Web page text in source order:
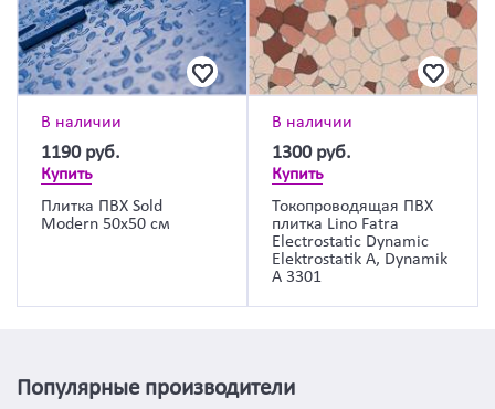
В наличии
1190 руб.
Купить
Плитка ПВХ Sold
Modern 50х50 см
В наличии
1300 руб.
Купить
Токопроводящая ПВХ
плитка Lino Fatra
Electrostatic Dynamic
Elektrostatik A, Dynamik
A 3301
Популярные производители